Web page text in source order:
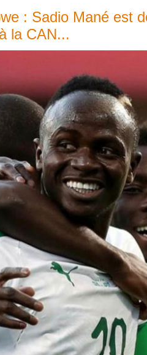
: Sadio Mané est
la CAN...